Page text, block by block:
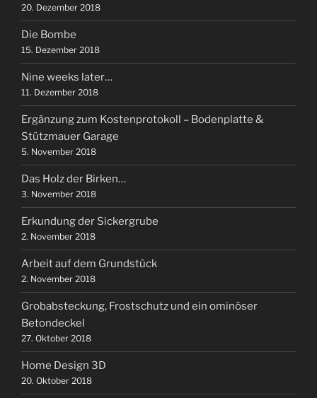
20. Dezember 2018
Die Bombe
15. Dezember 2018
Nine weeks later…
11. Dezember 2018
Ergänzung zum Kostenprotokoll – Bodenplatte &
Stützmauer Garage
5. November 2018
Das Holz der Birken…
3. November 2018
Erkundung der Sickergrube
2. November 2018
Arbeit auf dem Grundstück
2. November 2018
Grobabsteckung, Frostschutz und ein ominöser
Betondeckel
27. Oktober 2018
Home Design 3D
20. Oktober 2018